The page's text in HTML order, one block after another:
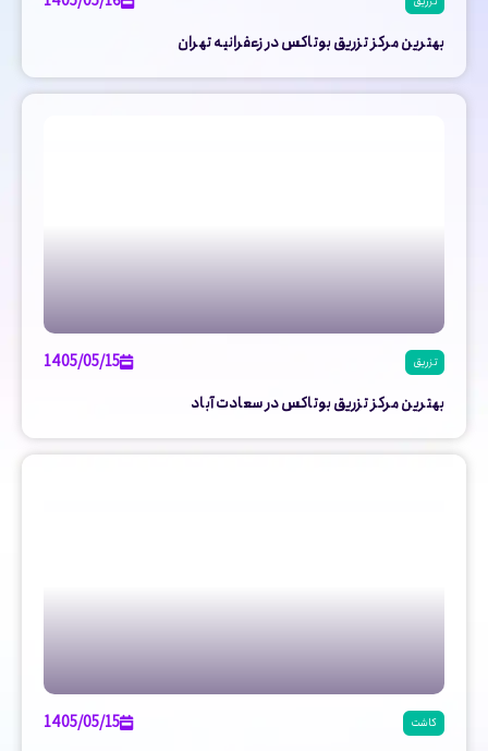
بهترین مرکز تزریق بوتاکس در زعفرانیه تهران
تزریق
1405/05/15
بهترین مرکز تزریق بوتاکس در سعادت آباد
کاشت
1405/05/15